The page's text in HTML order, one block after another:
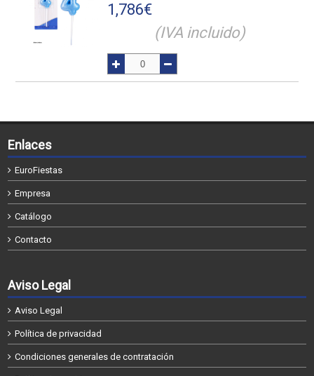
1,786€
(IVA incluido)
Enlaces
EuroFiestas
Empresa
Catálogo
Contacto
Aviso Legal
Aviso Legal
Política de privacidad
Condiciones generales de contratación